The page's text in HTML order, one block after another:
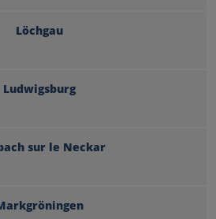
Löchgau
Ludwigsburg
sur le Neckar